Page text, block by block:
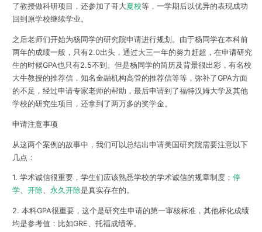
了教授做科研项目，还参加了哥大夏校等，一学期后以优异的表现成功
回到原学校继续学业。
之后老师们开始为杨同学的研究院申请进行规划。由于杨同学在本科前
两年的成绩一般，只有2.0出头，通过大三一年的努力赶超，在申请研究
生的时候GPA也只有2.5不到。但是杨同学的简历及背景很出彩， 有名校
大牛教授的推荐信，知名金融机构高管的推荐信等等，弥补了GPA方面
的不足，经过申请专家老师的帮助，最后申请到了福特汉姆大学及其他
学校的研究生项目，还拿到了两万多的奖学金。
申请注意事项
从这两个案例的故事中，我们可以总结出申请美国研究院需要注意以下
几点：
1. 学术诚信很重要，学生们应该熟悉学校的学术诚信的规章制度； 停
学、 开除、 永久开除是真实存在的。
2. 本科GPA很重要，这个是研究生申请的第一审核标准，其他标化成绩
均是参考值：比如GRE、托福成绩等。